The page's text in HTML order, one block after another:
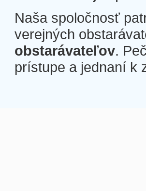
Naša spoločnosť
verejných
obstarávateľov.
prístupe a jednaní k